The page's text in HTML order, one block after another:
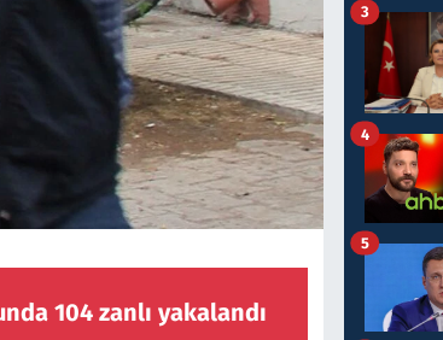
104 zanlı yakalandı
3
4
5